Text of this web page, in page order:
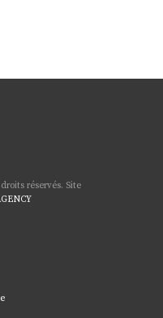
réservés. Site